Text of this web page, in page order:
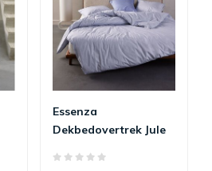
Essenza
Dekbedovertrek Jule